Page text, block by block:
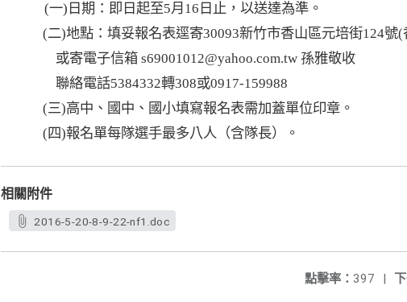
(一) 日期：即日起至5月 16 日止，以送達為準。
(二)地點：填妥報名表逕寄30093新竹市香山區元培街124號(
或寄電子信箱 s69001012@yahoo.com.tw 孫雅敬收
聯絡電話5384332轉308或0917-159988
(三)高中、國中、國小填寫報名表需加蓋單位印章。
(四)報名單每隊選手最多八人（含隊長）。
相關附件
2016-5-20-8-9-22-nf1.doc
點擊率： 397 |